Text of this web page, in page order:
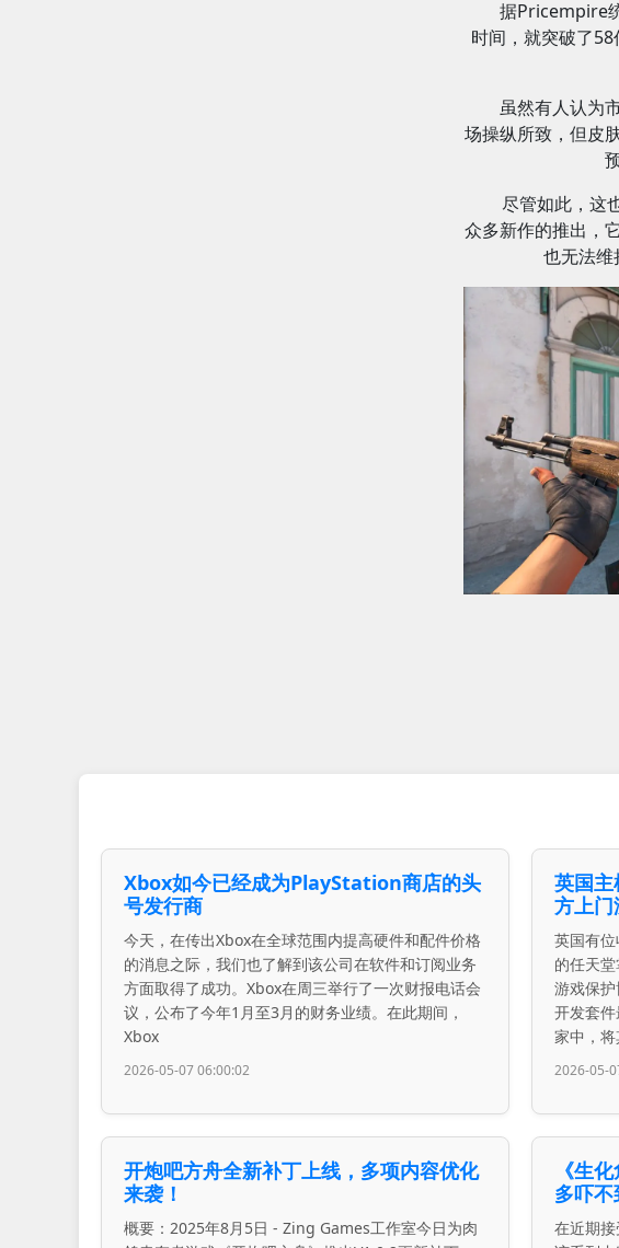
据Pricempire
时间，就突破了
虽然有人认为
场操纵所致，但皮
尽管如此，这
众多新作的推出，
也无法维
Xbox如今已经成为PlayStation商店的头
号发行商
今天，在传出Xbox在全球范围内提高硬件和配件价格
的消息之际，我们也了解到该公司在软件和订阅业务
方面取得了成功。Xbox在周三举行了一次财报电话会
议，公布了今年1月至3月的财务业绩。在此期间，
Xbox
2026-05-07 06:00:02
英国
方上门
英国有
的任天
游戏保
开发套
家中，
2026-05-
开炮吧方舟全新补丁上线，多项内容优化
来袭！
概要：2025年8月5日 - Zing Games工作室今日为肉
《生
多吓
在近期